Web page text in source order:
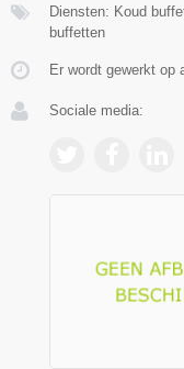
Diensten: Koud
buffetten
Er wordt gewerkt op
Sociale media: